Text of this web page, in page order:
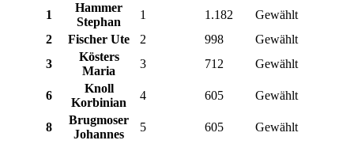
1
Hammer
Stephan
1 1.182
Gewählt
2
Fischer Ute 2 998
Gewählt
3
Kösters
Maria
3 712 Gewählt
6
Knoll
Korbinian
4 605 Gewählt
8
Brugmoser
Johannes
5 605 Gewählt